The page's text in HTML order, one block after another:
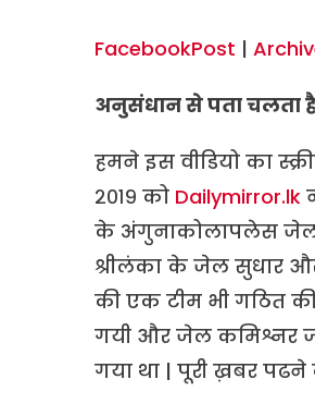
FacebookPost |
अनुसंधान से पता चलता
हमने इस वीडियो का
२०१९ को Dailymirror.lk
के अंगुनाकोलापलेस जेल
श्रीलंका के जेल सुधार
की एक टीम भी गठित
गयी और जेल कमिश्नर
गया था | पूरी ख़बर